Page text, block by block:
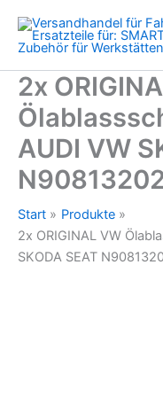
Inhalt
springen
2x
AUDI VW
Start
Produkte
2x ORIGINAL VW
SKODA SEAT